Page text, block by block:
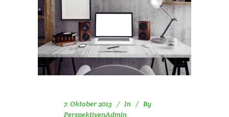
7. Oktober 2013 In
By
PerspektivenAdmin